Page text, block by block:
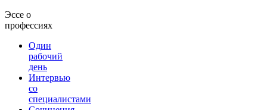
Эссе о
профессиях
Один
рабочий
день
Интервью
со
специалистами